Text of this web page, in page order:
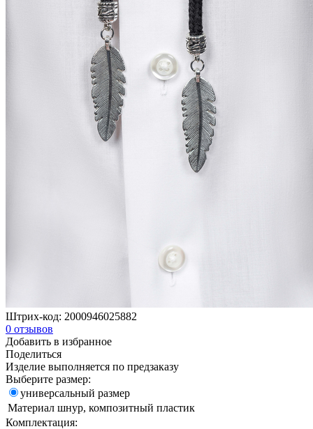
Штрих-код: 2000946025882
0 отзывов
Добавить в избранное
Поделиться
Изделие выполняется по предзаказу
Выберите размер:
универсальный размер
Материал шнур, композитный пластик
Комплектация: